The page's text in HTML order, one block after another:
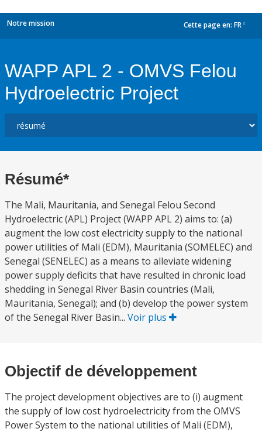
Notre mission Cette page en: FR
WAPP APL 2 - OMVS Felou
Hydroelectric Project
Résumé*
The Mali, Mauritania, and Senegal Felou Second
Hydroelectric (APL) Project (WAPP APL 2) aims to: (a)
augment the low cost electricity supply to the national
power utilities of Mali (EDM), Mauritania (SOMELEC) and
Senegal (SENELEC) as a means to alleviate widening
power supply deficits that have resulted in chronic load
shedding in Senegal River Basin countries (Mali,
Mauritania, Senegal); and (b) develop the power system
of the Senegal River Basin... Voir plus
Objectif de développement
The project development objectives are to (i) augment
the supply of low cost hydroelectricity from the OMVS
Power System to the national utilities of Mali (EDM),